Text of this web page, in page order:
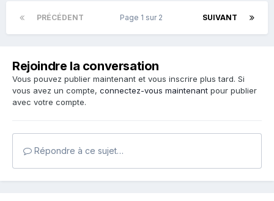
PRÉCÉDENT SUIVANT
Page 1 sur 2
Rejoindre la conversation
Vous pouvez publier maintenant et vous inscrire plus tard. Si
vous avez un compte, connectez-vous maintenant pour publier
avec votre compte.
Répondre à ce sujet…